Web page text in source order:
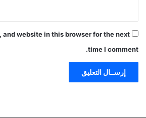
and website in this browser for the next
time I comment.